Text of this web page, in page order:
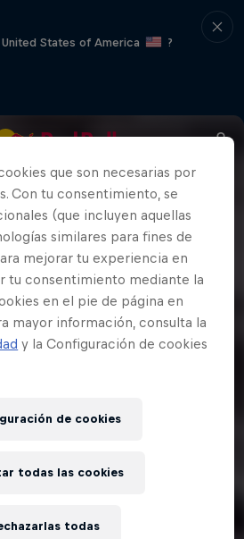
States of America
?
que son necesarias por
Con tu consentimiento, se
(que incluyen aquellas
similares para fines de
mejorar tu experiencia en
tu consentimiento mediante la
en el pie de página en
mayor información, consulta la
y la Configuración de cookies
de cookies
todas
todas las cookies